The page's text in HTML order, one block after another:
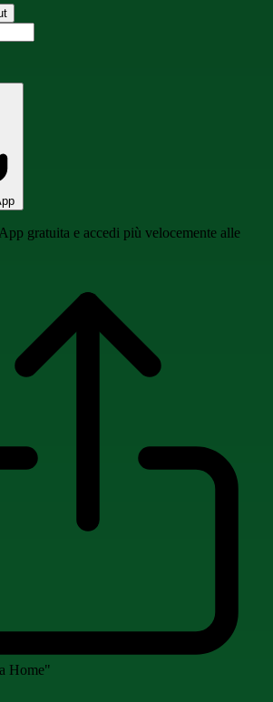
gratuita e accedi più velocemente alle
Home"